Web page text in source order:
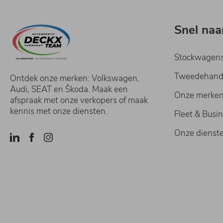
Ontdek onze merken: Volkswagen,
Audi, SEAT en Škoda. Maak een
afspraak met onze verkopers of maak
kennis met onze diensten.
Snel
Onze merken
Fleet &
Onze